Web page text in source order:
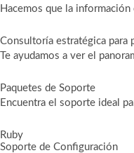
Hacemos que la
Consultoría estratégica para
Te ayudamos a ver el
Paquetes de Soporte
Encuentra el soporte ideal
Ruby
Soporte de Configuración